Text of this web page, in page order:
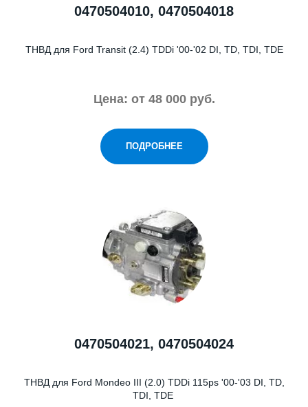
0470504010, 0470504018
ТНВД для Ford Transit (2.4) TDDi '00-'02 DI, TD, TDI, TDE
Цена: от 48 000 руб.
ПОДРОБНЕЕ
0470504021, 0470504024
ТНВД для Ford Mondeo III (2.0) TDDi 115ps '00-'03 DI, TD,
TDI, TDE